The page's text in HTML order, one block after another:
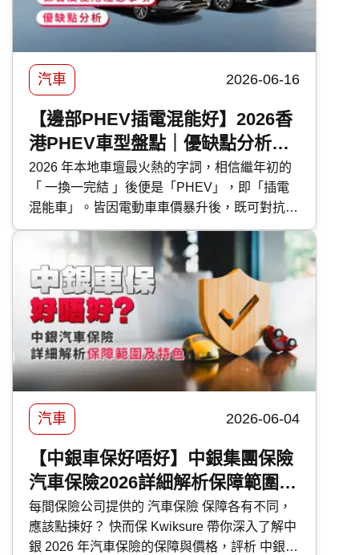
汽車打蠟的好處、種類、價錢比較及常見問題，
助你選出最適合愛車的護理方案！
汽車 2026-06-16
【邊部PHEV插電混能好】2026香
港PHEV車型盤點｜優缺點分析｜
保養及使用注意事項
2026 年本地車壇最火熱的字詞，相信繼年初的
「 一換一完結 」後便是「PHEV」，即「插電
混能車」。皆因電動車車價暴升後，既可對抗油
魔又毋須為續航距離而煩惱的 PHEV 插電混能
車型，便成為各大代理力谷對象。今次 快而保
便為大家盤點本地最新的 PHEV 混能車型外，
還有選購及日常使用時的注意事項。
汽車 2026-06-04
【中銀車保好唔好】中銀集團保險
汽車保險2026詳細解析保障範圍及
特色
每間保險公司提供的 汽車保險 保障各有不同，
應該點揀好？ 快而保 Kwiksure 帶你深入了解中
銀 2026 年汽車保險的保障與價格，評析 中銀汽